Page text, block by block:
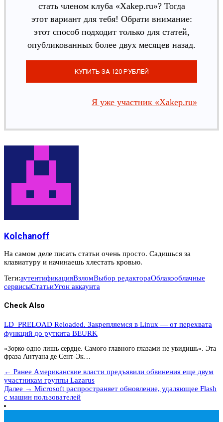
стать членом клуба «Xakep.ru»? Тогда
этот вариант для тебя! Обрати внимание:
этот способ подходит только для статей,
опубликованных более двух месяцев назад.
Я уже участник «Xakep.ru»
Kolchanoff
На самом деле писать статьи очень просто. Садишься за
клавиатуру и начинаешь хлестать кровью.
Теги:аутентификацияВзломВыбор редактораОблакооблачные
сервисыСтатьиУгон аккаунта
Check Also
LD_PRELOAD Reloaded. Закрепляемся в Linux — от перехвата
функций до руткита BEURK
«Зорко одно лишь сердце. Самого главного глазами не увидишь». Эта
фраза Антуана де Сент-Эк…
← Ранее Американские власти предъявили обвинения еще двум
участникам группы Lazarus
Далее → Microsoft распространяет обновление, удаляющее Flash
с машин пользователей